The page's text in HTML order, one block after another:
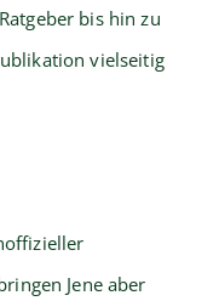
bis hin zu
vielseitig
Jene aber